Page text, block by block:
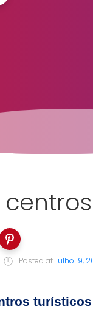
Posted at julho 19,